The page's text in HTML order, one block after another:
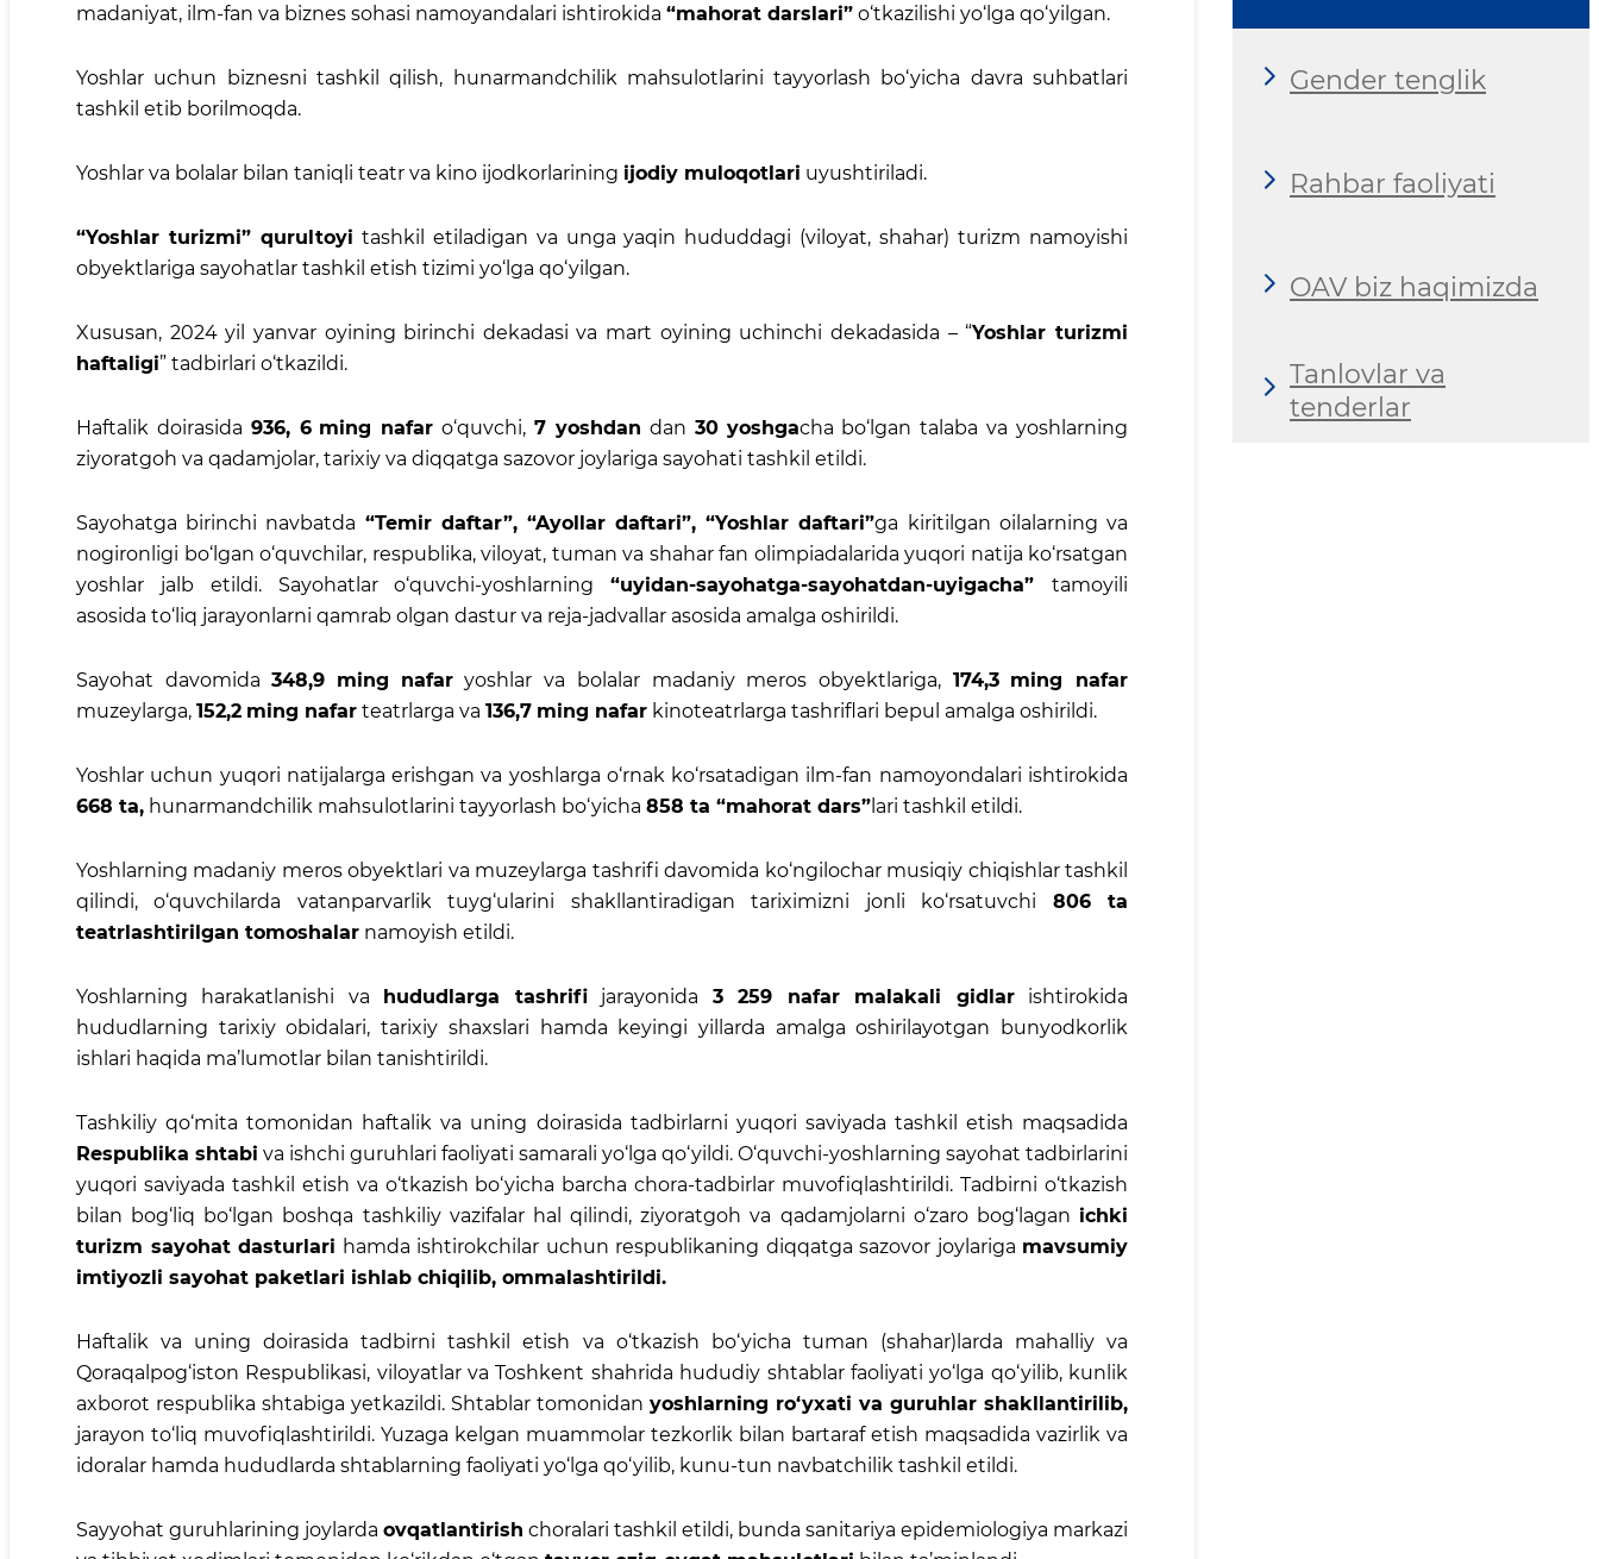
madaniyat, ilm-fan va biznes sohasi namoyandalari ishtirokida “mahorat darslari” o‘tkazilishi yo‘lga qo‘yilgan.
Yoshlar uchun biznesni tashkil qilish, hunarmandchilik mahsulotlarini tayyorlash bo‘yicha davra suhbatlari
tashkil etib borilmoqda.
Yoshlar va bolalar bilan taniqli teatr va kino ijodkorlarining ijodiy muloqotlari uyushtiriladi.
“Yoshlar turizmi” qurultoyi tashkil etiladigan va unga yaqin hududdagi (viloyat, shahar) turizm namoyishi
obyektlariga sayohatlar tashkil etish tizimi yo‘lga qo‘yilgan.
Xususan, 2024 yil yanvar oyining birinchi dekadasi va mart oyining uchinchi dekadasida – “Yoshlar turizmi
haftaligi” tadbirlari o‘tkazildi.
Haftalik doirasida 936, 6 ming nafar o‘quvchi,7 yoshdan dan 30 yoshgacha bo‘lgan talaba va yoshlarning
ziyoratgoh va qadamjolar, tarixiy va diqqatga sazovor joylariga sayohati tashkil etildi.
Sayohatga birinchi navbatda “Temir daftar”, “Ayollar daftari”, “Yoshlar daftari”ga kiritilgan oilalarning va
nogironligi bo‘lgan o‘quvchilar, respublika, viloyat, tuman va shahar fan olimpiadalarida yuqori natija ko‘rsatgan
yoshlar jalb etildi. Sayohatlar o‘quvchi-yoshlarning“uyidan-sayohatga-sayohatdan-uyigacha”tamoyili
asosida to‘liq jarayonlarni qamrab olgan dastur va reja-jadvallar asosida amalga oshirildi.
Sayohat davomida348,9 ming nafaryoshlar va bolalar madaniy meros obyektlariga, 174,3 ming nafar
muzeylarga, 152,2 ming nafar teatrlarga va 136,7 ming nafar kinoteatrlarga tashriflari bepul amalga oshirildi.
Yoshlar uchun yuqori natijalarga erishgan va yoshlarga o‘rnak ko‘rsatadigan ilm-fan namoyondalari ishtirokida
668 ta, hunarmandchilik mahsulotlarini tayyorlash bo‘yicha 858 ta “mahorat dars” lari tashkil etildi.
Yoshlarning madaniy meros obyektlari va muzeylarga tashrifi davomida ko‘ngilochar musiqiy chiqishlar tashkil
qilindi, o‘quvchilarda vatanparvarlik tuyg‘ularini shakllantiradigan tariximizni jonli ko‘rsatuvchi 806 ta
teatrlashtirilgan tomoshalar namoyish etildi.
Yoshlarning harakatlanishi va hududlarga tashrifijarayonida 3 259 nafar malakali gidlarishtirokida
hududlarning tarixiy obidalari, tarixiy shaxslari hamda keyingi yillarda amalga oshirilayotgan bunyodkorlik
ishlari haqida ma’lumotlar bilan tanishtirildi.
Tashkiliy qo‘mita tomonidan haftalik va uning doirasida tadbirlarni yuqori saviyada tashkil etish maqsadida
Respublika shtabi va ishchi guruhlari faoliyati samarali yo‘lga qo‘yildi. O‘quvchi-yoshlarning sayohat tadbirlarini
yuqori saviyada tashkil etish va o‘tkazish bo‘yicha barcha chora-tadbirlar muvofiqlashtirildi. Tadbirni o‘tkazish
bilan bog‘liq bo‘lgan boshqa tashkiliy vazifalar hal qilindi, ziyoratgoh va qadamjolarni o‘zaro bog‘lagan ichki
turizm sayohat dasturlari hamda ishtirokchilar uchun respublikaning diqqatga sazovor joylariga mavsumiy
imtiyozli sayohat paketlari ishlab chiqilib, ommalashtirildi.
Haftalik va uning doirasida tadbirni tashkil etish va o‘tkazish bo‘yicha tuman (shahar)larda mahalliy va
Qoraqalpog‘iston Respublikasi, viloyatlar va Toshkent shahrida hududiy shtablar faoliyati yo‘lga qo‘yilib, kunlik
axborot respublika shtabiga yetkazildi. Shtablar tomonidan yoshlarning ro‘yxati va guruhlar shakllantirilib,
jarayon to‘liq muvofiqlashtirildi. Yuzaga kelgan muammolar tezkorlik bilan bartaraf etish maqsadida vazirlik va
idoralar hamda hududlarda shtablarning faoliyati yo‘lga qo‘yilib, kunu-tun navbatchilik tashkil etildi.
Sayyohat guruhlarining joylarda ovqatlantirish choralari tashkil etildi, bunda sanitariya epidemiologiya markazi
Gender tenglik
Rahbar faoliyati
OAV biz haqimizda
Tanlovlar va
tenderlar